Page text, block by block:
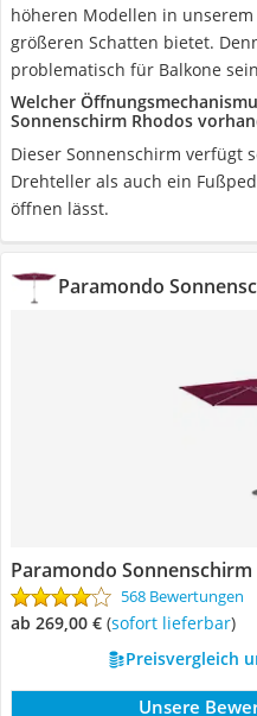
höheren Modellen in
größeren Schatten bietet.
problematisch für Balkone
Welcher
Sonnenschirm Rhodos
Dieser Sonnenschirm verfügt
Drehteller als auch ein
öffnen lässt.
Paramondo
Paramondo Sonnenschirm
568 Bewertungen
ab 269,00 € ( Sofort lieferbar)
Preisvergleich
Unsere